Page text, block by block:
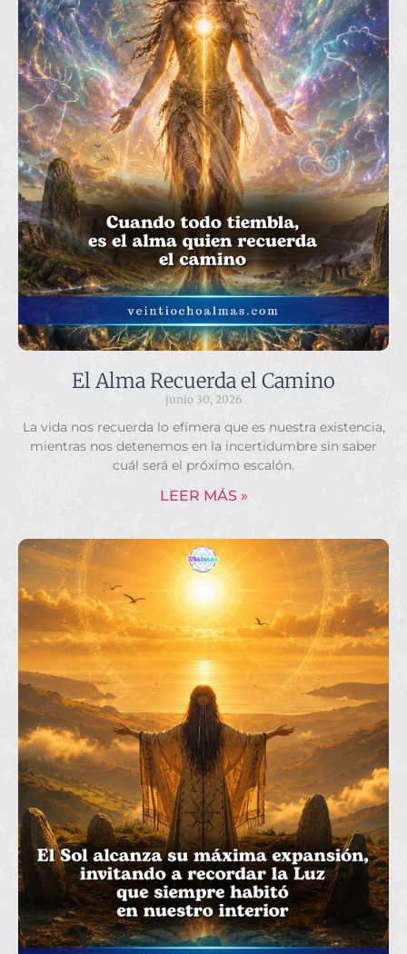
El Alma Recuerda el Camino
junio 30, 2026
La vida nos recuerda lo efímera que es nuestra existencia,
mientras nos detenemos en la incertidumbre sin saber
cuál será el próximo escalón.
LEER MÁS »